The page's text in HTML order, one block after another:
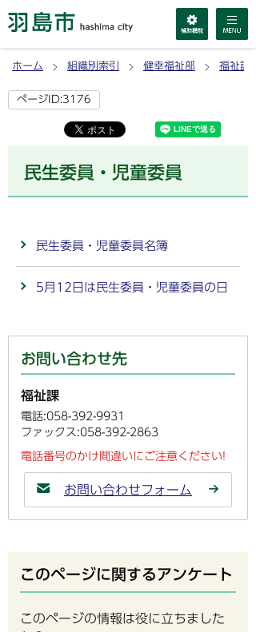
ホーム 組織別索引 健幸福祉部 福祉課
ページID:3176
民生委員・児童委員
民生委員・児童委員名簿
5月12日は民生委員・児童委員の日
お問い合わせ先
福祉課
電話:058-392-9931
ファックス:058-392-2863
電話番号のかけ間違いにご注意ください!
お問い合わせフォーム
このページに関するアンケート
このページの情報は役に立ちました